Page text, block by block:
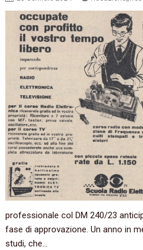
professionale col DM 240/23
fase di approvazione. Un anno in
studi, che…